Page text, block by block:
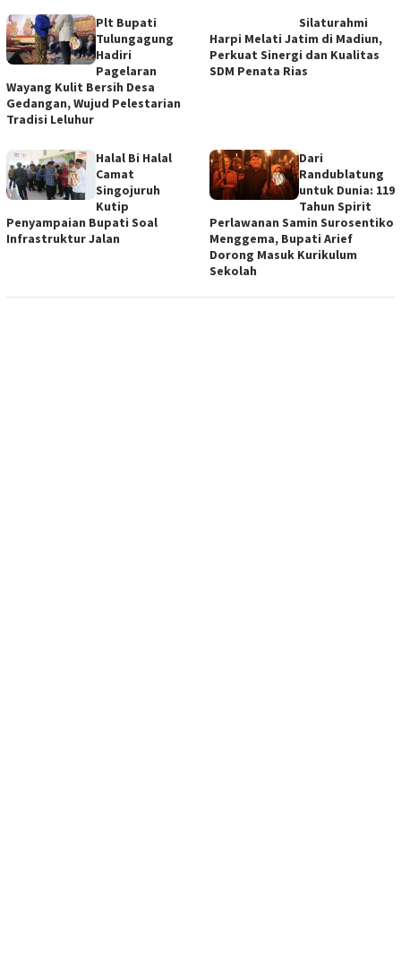
Plt Bupati
Tulungagung
Hadiri
Pagelaran
Wayang Kulit Bersih Desa
Gedangan, Wujud Pelestarian
Tradisi Leluhur
Silaturahmi
Harpi Melati Jatim di Madiun,
Perkuat Sinergi dan Kualitas
SDM Penata Rias
Halal Bi Halal
Camat
Singojuruh
Kutip
Penyampaian Bupati Soal
Infrastruktur Jalan
Dari
Randublatung
untuk Dunia: 119
Tahun Spirit
Perlawanan Samin Surosentiko
Menggema, Bupati Arief
Dorong Masuk Kurikulum
Sekolah